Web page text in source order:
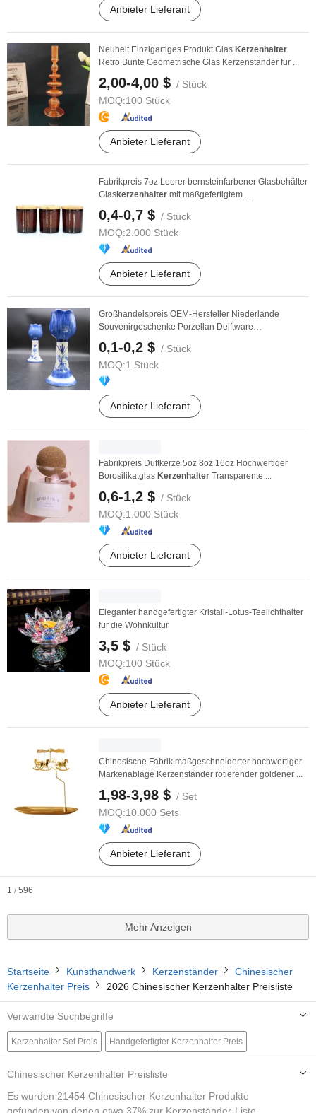
Anbieter Lieferant
Neuheit Einzigartiges Produkt Glas Kerzenhalter
Retro Bunte Geometrische Glas Kerzenständer für ...
2,00-4,00 $ / Stück
MOQ:100 Stück
Anbieter Lieferant
Fabrikpreis 7oz Leerer bernsteinfarbener Glasbehälter
Glaskerzenhalter mit maßgefertigtem ...
0,4-0,7 $ / Stück
MOQ:2.000 Stück
Anbieter Lieferant
Großhandelspreis OEM-Hersteller Niederlande
Souvenirgeschenke Porzellan Delftware
Handwerkskunst ...
0,1-0,2 $ / Stück
MOQ:1 Stück
Anbieter Lieferant
Fabrikpreis Duftkerze 5oz 8oz 16oz Hochwertiger
Borosilikatglas Kerzenhalter Transparente ...
0,6-1,2 $ / Stück
MOQ:1.000 Stück
Anbieter Lieferant
Eleganter handgefertigter Kristall-Lotus-Teelichthalter
für die Wohnkultur
3,5 $ / Stück
MOQ:100 Stück
Anbieter Lieferant
Chinesische Fabrik maßgeschneiderter hochwertiger
Markenablage Kerzenständer rotierender goldener ...
1,98-3,98 $ / Set
MOQ:10.000 Sets
Anbieter Lieferant
1 / 596
Mehr Anzeigen
Startseite Kunsthandwerk Kerzenständer
Chinesischer
Kerzenhalter Preis
2026 Chinesischer Kerzenhalter Preisliste
Verwandte Suchbegriffe
Kerzenhalter Set Preis Handgefertigter Kerzenhalter Preis
Votivglas Kerzenhalter Preis Keramischer Lampenhalter Preis
Chinesischer Kerzenhalter Preisliste
Es wurden 21454 Chinesischer Kerzenhalter Produkte